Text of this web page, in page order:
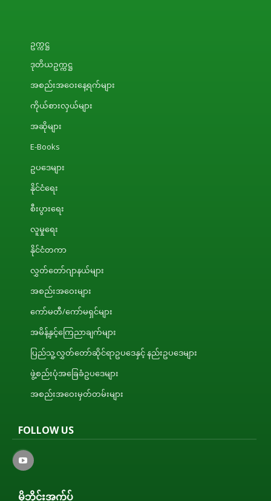
ဥက္ကဋ္ဌ
ဒုတိယဥက္ကဋ္ဌ
အစည်းအဝေးနေ့ရက်များ
ကိုယ်စားလှယ်များ
အဆိုများ
E-Books
ဥပဒေများ
နိုင်ငံရေး
စီးပွားရေး
လူမှုရေး
နိုင်ငံတကာ
လွှတ်တော်ဂျာနယ်များ
အစည်းအဝေးများ
ကော်မတီ/ကော်မရှင်များ
အမိန့်နှင့်ကြေညာချက်များ
ပြည်သူ့လွှတ်တော်ဆိုင်ရာဥပဒေနှင့် နည်းဥပဒေများ
ဖွဲ့စည်းပုံအခြေခံဥပဒေများ
အစည်းအဝေးမှတ်တမ်းများ
FOLLOW US
မိုဘိုင်းအက်ပ်